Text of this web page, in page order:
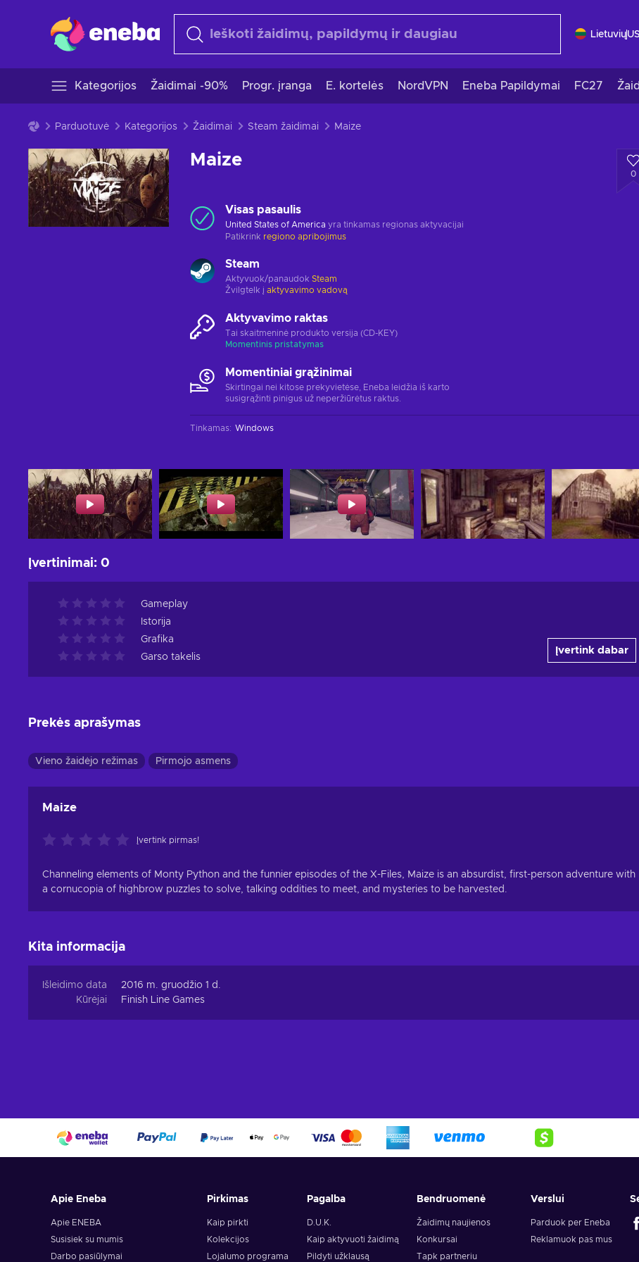
Lietuvių
Kategorijos Žaidimai -90% Progr. įranga E. kortelės NordVPN Eneba Papildymai FC27
Parduotuvė Kategorijos Žaidimai Steam žaidimai Maize
Maize
0
Visas pasaulis
United States of America yra tinkamas regionas aktyvacijai
Patikrink regiono apribojimus
Steam
Aktyvuok/panaudok Steam
Žvilgtelk į aktyvavimo vadovą
Aktyvavimo raktas
Tai skaitmeninė produkto versija (CD-KEY)
Momentinis pristatymas
Momentiniai grąžinimai
Skirtingai nei kitose prekyvietėse, Eneba leidžia iš karto
susigrąžinti pinigus už neperžiūrėtus raktus.
Tinkamas: Windows
Įvertinimai: 0
Gameplay
Istorija
Grafika
Garso takelis
Įvertink dabar
Prekės aprašymas
Vieno žaidėjo režimas Pirmojo asmens
Maize
Įvertink pirmas!
Channeling elements of Monty Python and the funnier episodes of the X-Files, Maize is an absurdist, first-person adventure with
a cornucopia of highbrow puzzles to solve, talking oddities to meet, and mysteries to be harvested.
Kita informacija
Išleidimo data
2016 m. gruodžio 1 d.
Kūrėjai
Finish Line Games
Apie Eneba
Apie ENEBA
Susisiek su mumis
Darbo pasiūlymai
Pirkimas
Kaip pirkti
Kolekcijos
Lojalumo programa
Pagalba
D.U.K.
Kaip aktyvuoti žaidimą
Pildyti užklausą
Bendruomenė
Žaidimų naujienos
Konkursai
Tapk partneriu
Verslui
Parduok per Eneba
Reklamuok pas mus